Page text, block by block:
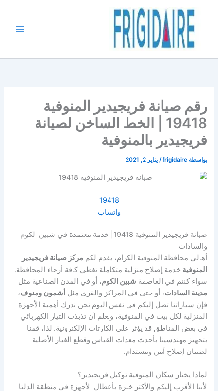
المحتوى
رقم صيانة فريجيدير المنوفية
19418 | الخط الساخن لصيانة
فريجيدير بالمنوفية
بواسطة frigidaire
/يناير 2, 2021
19418
واتساب
صيانة فريجيدير المنوفية 19418| خدمة معتمدة في شبين الكوم
والسادات
أهالي محافظة المنوفية الكرام، يقدم لكممركز صيانة فريجيدير
المنوفية خدمة إصلاح منزلية متكاملة تغطي كافة أرجاء المحافظة.
سواء كنتم في العاصمة شبين الكوم، أو في المدن الصناعية مثل
مدينة السادات، أو حتى في المراكز والقرى مثل أشمون ومنوف،
فإن سياراتنا تصل إليكم في نفس اليوم.نحن ندرك أهمية الأجهزة
المنزلية لكل بيت في المنوفية، ونعلم أن تذبذب التيار الكهربائي
في بعض المناطق قد يؤثر على الكارتات الإلكترونية. لذا، قمنا
بتجهيز مهندسينا بأحدث معدات القياس وقطع الغيار الأصلية
لضمان إصلاح آمن ومستدام.
لماذا يختار سكان المنوفية توكيل فريجيدير؟
لأننا الأقرب إليكم والأكثر خبرة بأعطال الأجهزة في منطقة الدلتا.